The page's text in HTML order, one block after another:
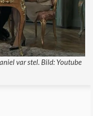
var stel. Bild: Youtube